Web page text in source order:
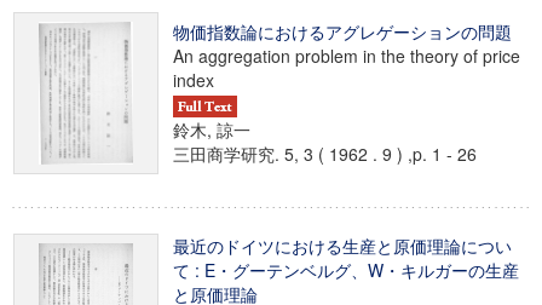
物価指数論におけるアグレゲーションの問題
An aggregation problem in the theory of price
index
鈴木, 諒一
三田商学研究. 5, 3 ( 1962 . 9 ) ,p. 1 - 26
最近のドイツにおける生産と原価理論につい
て : E・グーテンベルグ、W・キルガーの生産
と原価理論